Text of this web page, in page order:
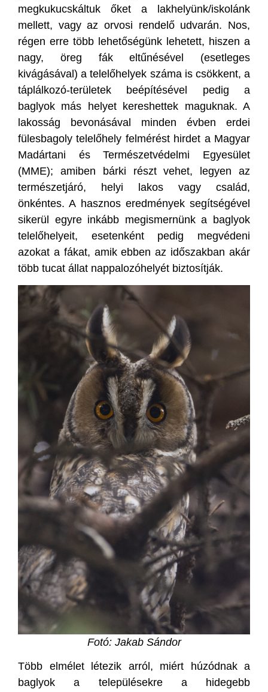
megkukucskáltuk őket a lakhelyünk/iskolánk
mellett, vagy az orvosi rendelő udvarán. Nos,
régen erre több lehetőségünk lehetett, hiszen a
nagy, öreg fák eltűnésével (esetleges
kivágásával) a telelőhelyek száma is csökkent, a
táplálkozó-területek beépítésével pedig a
baglyok más helyet kereshettek maguknak. A
lakosság bevonásával minden évben erdei
fülesbagoly telelőhely felmérést hirdet a Magyar
Madártani és Természetvédelmi Egyesület
(MME); amiben bárki részt vehet, legyen az
természetjáró, helyi lakos vagy család,
önkéntes. A hasznos eredmények segítségével
sikerül egyre inkább megismernünk a baglyok
telelőhelyeit, esetenként pedig megvédeni
azokat a fákat, amik ebben az időszakban akár
több tucat állat nappalozóhelyét biztosítják.
Fotó: Jakab Sándor
Több elmélet létezik arról, miért húzódnak a
baglyok a településekre a hidegebb